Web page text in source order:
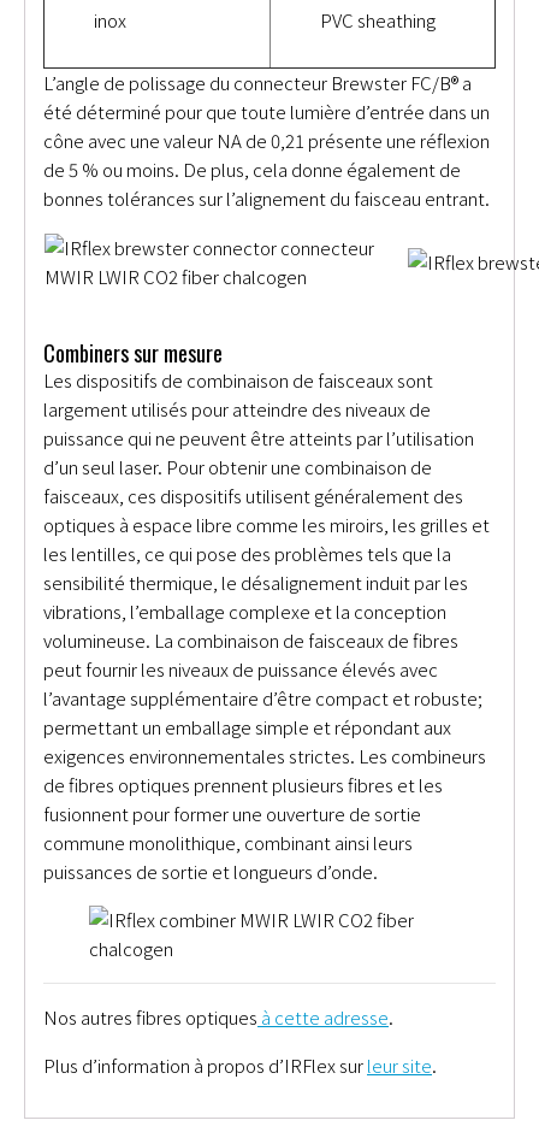
inox
PVC sheathing
L’angle de polissage du connecteur Brewster FC/B® a
été déterminé pour que toute lumière d’entrée dans un
cône avec une valeur NA de 0,21 présente une réflexion
de 5 % ou moins. De plus, cela donne également de
bonnes tolérances sur l’alignement du faisceau entrant.
Combiners sur mesure
Les dispositifs de combinaison de faisceaux sont
largement utilisés pour atteindre des niveaux de
puissance qui ne peuvent être atteints par l’utilisation
d’un seul laser. Pour obtenir une combinaison de
faisceaux, ces dispositifs utilisent généralement des
optiques à espace libre comme les miroirs, les grilles et
les lentilles, ce qui pose des problèmes tels que la
sensibilité thermique, le désalignement induit par les
vibrations, l’emballage complexe et la conception
volumineuse. La combinaison de faisceaux de fibres
peut fournir les niveaux de puissance élevés avec
l’avantage supplémentaire d’être compact et robuste;
permettant un emballage simple et répondant aux
exigences environnementales strictes. Les combineurs
de fibres optiques prennent plusieurs fibres et les
fusionnent pour former une ouverture de sortie
commune monolithique, combinant ainsi leurs
puissances de sortie et longueurs d’onde.
Nos autres fibres optiques à cette adresse.
Plus d’information à propos d’IRFlex surleur site.